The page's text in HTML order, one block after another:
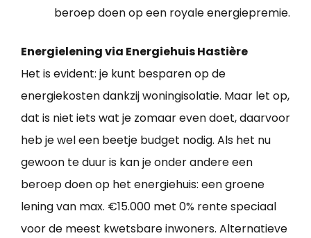
beroep doen op een royale energiepremie.
Energielening via Energiehuis Hastière
Het is evident: je kunt besparen op de
energiekosten dankzij woningisolatie. Maar let op,
dat is niet iets wat je zomaar even doet, daarvoor
heb je wel een beetje budget nodig. Als het nu
gewoon te duur is kan je onder andere een
beroep doen op het energiehuis: een groene
lening van max. €15.000 met 0% rente speciaal
voor de meest kwetsbare inwoners. Alternatieve